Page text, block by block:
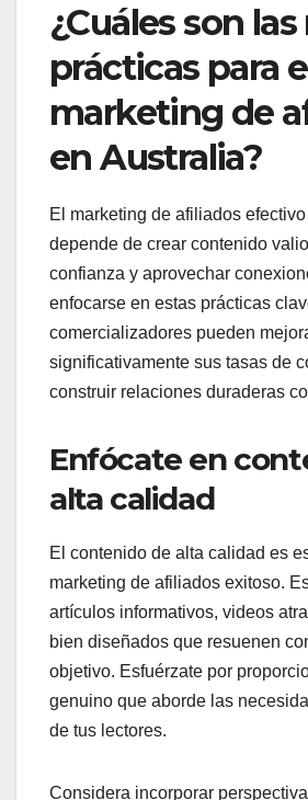
¿Cuáles son
prácticas para
marketing de
en Australia?
El marketing de afiliados
depende de crear contenido
confianza y aprovechar
enfocarse en estas prácticas
comercializadores pueden
significativamente sus tasas de
construir relaciones duraderas
Enfócate en
alta calidad
El contenido de alta calidad es
marketing de afiliados exitoso.
artículos informativos, videos
bien diseñados que resuenen
objetivo. Esfuérzate por
genuino que aborde las
de tus lectores.
Considera incorporar